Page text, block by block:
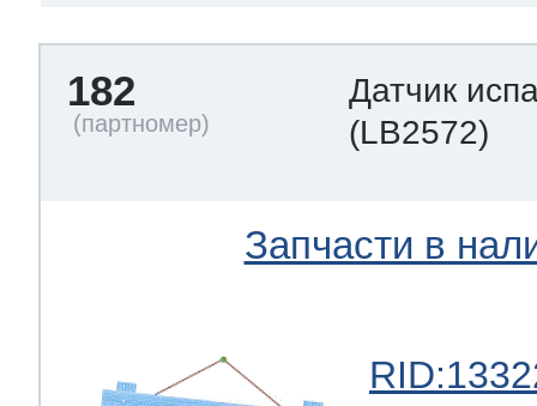
182
Датчик
(LB2572)
Запчасти в